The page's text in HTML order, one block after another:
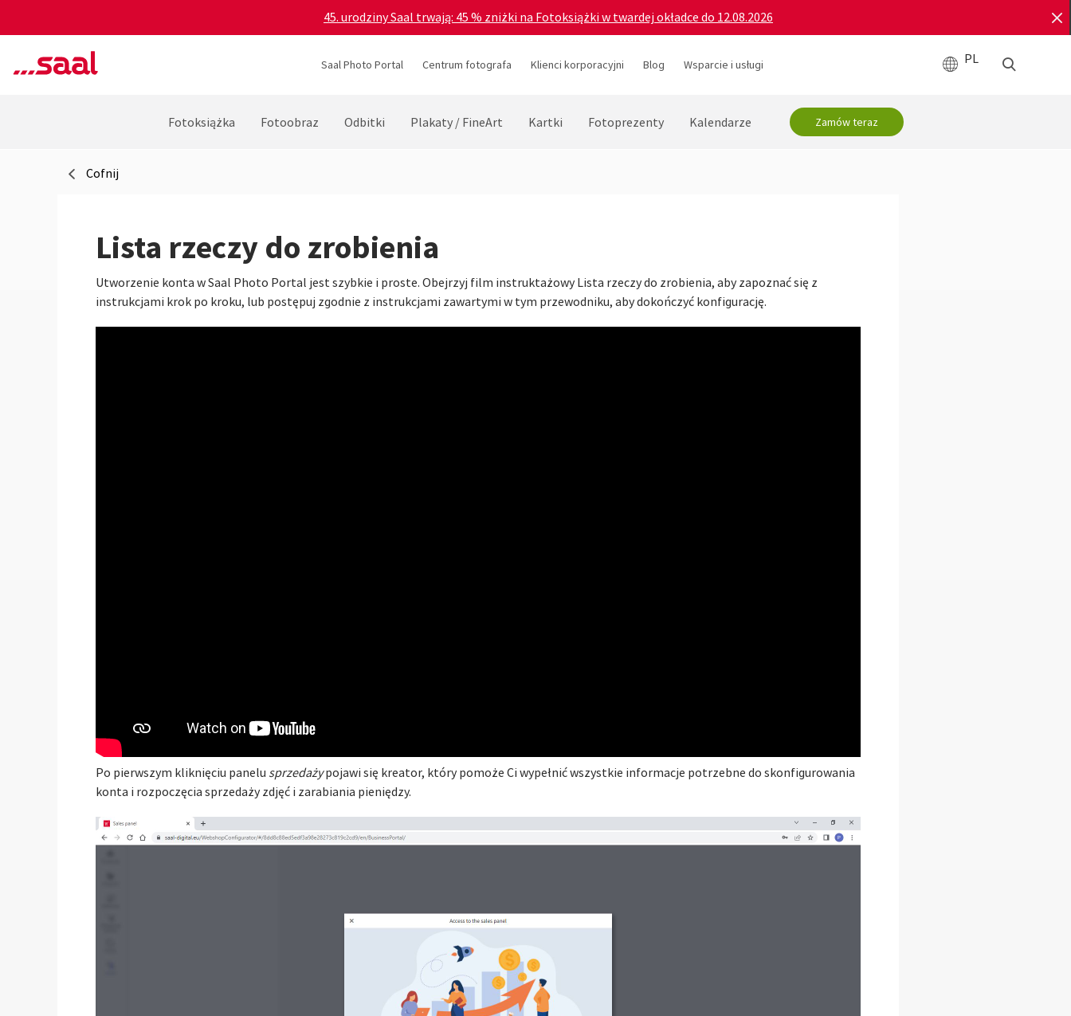
45. urodziny Saal trwają: 45 % zniżki na Fotoksiążki w twardej okładce do 12.08.2026
Saal Photo Portal Centrum fotografa Klienci korporacyjni Blog Wsparcie i usługi PL
Fotoksiążka Fotoobraz Odbitki Plakaty / FineArt Kartki Fotoprezenty Kalendarze Zamów teraz
Cofnij
Lista rzeczy do zrobienia
Utworzenie konta w Saal Photo Portal jest szybkie i proste. Obejrzyj film instruktażowy Lista rzeczy do zrobienia, aby zapoznać się z
instrukcjami krok po kroku, lub postępuj zgodnie z instrukcjami zawartymi w tym przewodniku, aby dokończyć konfigurację.
Po pierwszym kliknięciu panelu sprzedażypojawi się kreator, który pomoże Ci wypełnić wszystkie informacje potrzebne do skonfigurowania
konta i rozpoczęcia sprzedaży zdjęć i zarabiania pieniędzy.